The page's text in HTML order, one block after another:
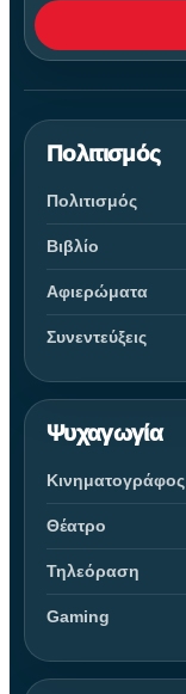
Πολιτισμός
Πολιτισμός
Βιβλίο
Αφιερώματα
Συνεντεύξεις
Ψυχαγωγία
Κινηματογράφος
Θέατρο
Τηλεόραση
Gaming